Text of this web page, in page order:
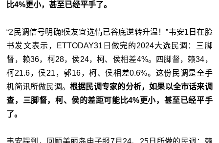
比4%更小，甚至已经平手了。
“2民调信号明确!侯友宜选情已谷底逆转升温！”韦安1日在脸
书发文表示，ETTODAY31日做完的2024大选民调：三脚
督，赖36，柯28，侯24，柯、侯相差4%。四脚督，赖34，
柯21.6，侯21，郭16，柯、侯相差0.6%。这份民调是全手
机简讯所做民调。根据民调专家的分析，如果以全市话来调
查，三脚督，柯、侯的差距可能比4%更小，甚至已经平手
了。